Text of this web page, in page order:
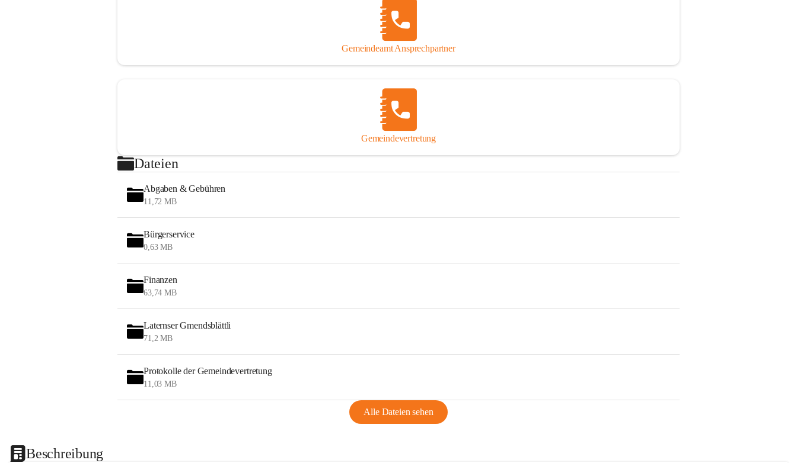
Gemeindeamt Ansprechpartner
Gemeindevertretung
Dateien
Abgaben & Gebühren
11,72 MB
Bürgerservice
0,63 MB
Finanzen
63,74 MB
Laternser Gmendsblättli
71,2 MB
Protokolle der Gemeindevertretung
11,03 MB
Alle Dateien sehen
Beschreibung